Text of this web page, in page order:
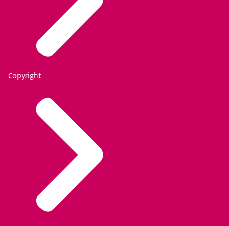
Copyright